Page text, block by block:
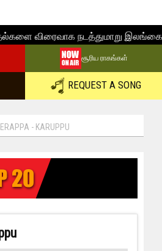
சூரிய ராகங்கள்
REQUEST A SONG
- KARUPPU